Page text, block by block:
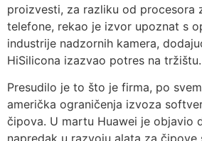
proizvesti, za razliku od procesora
telefone, rekao je izvor upoznat s
industrije nadzornih kamera,
HiSilicona izazvao potres na tržištu.
Presudilo je to što je firma, po
američka ograničenja izvoza
čipova. U martu Huawei je objavio